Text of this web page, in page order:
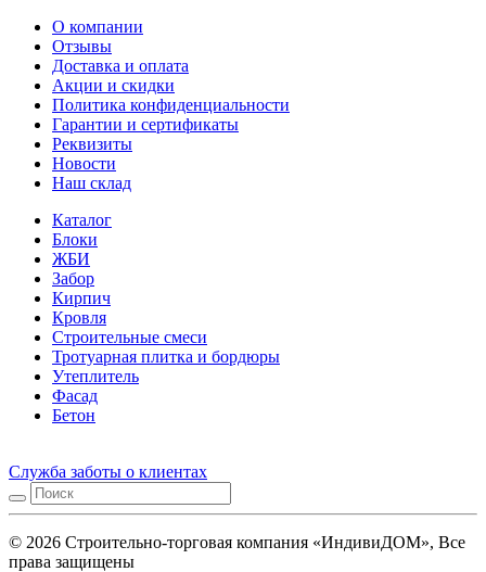
О компании
Отзывы
Доставка и оплата
Акции и скидки
Политика конфиденциальности
Гарантии и сертификаты
Реквизиты
Новости
Наш склад
Каталог
Блоки
ЖБИ
Забор
Кирпич
Кровля
Строительные смеси
Тротуарная плитка и бордюры
Утеплитель
Фасад
Бетон
Служба заботы о клиентах
© 2026 Строительно-торговая компания «ИндивиДОМ», Все
права защищены